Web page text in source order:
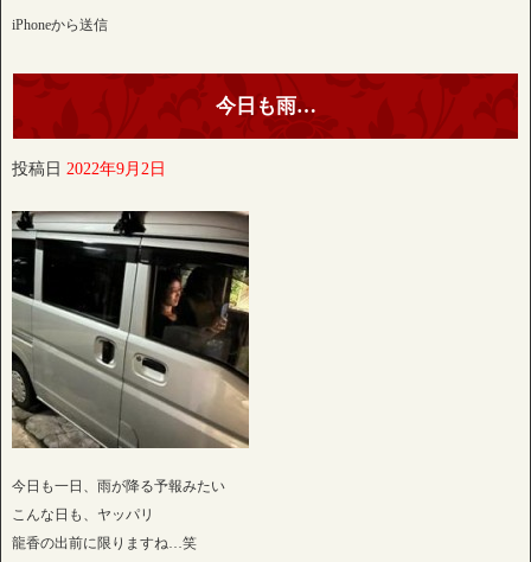
iPhoneから送信
今日も雨…
投稿日 2022年9月2日
今日も一日、雨が降る予報みたい
こんな日も、ヤッパリ
龍香の出前に限りますね…笑